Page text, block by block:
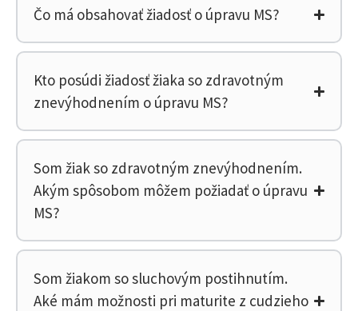
Čo má obsahovať žiadosť o úpravu MS?
Kto posúdi žiadosť žiaka so zdravotným
znevýhodnením o úpravu MS?
Som žiak so zdravotným znevýhodnením.
Akým spôsobom môžem požiadať o úpravu
MS?
Som žiakom so sluchovým postihnutím.
Aké mám možnosti pri maturite z cudzieho